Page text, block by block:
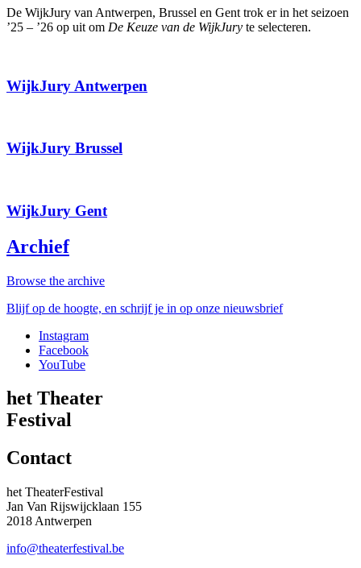
De WijkJury van Antwerpen, Brussel en Gent trok er in het seizoen
’25 – ’26 op uit om De Keuze van de WijkJury te selecteren.
WijkJury Antwerpen
WijkJury Brussel
WijkJury Gent
Archief
Browse the archive
Blijf op de hoogte, en schrijf je in op onze nieuwsbrief
Instagram
Facebook
YouTube
het Theater
Festival
Contact
het TheaterFestival
Jan Van Rijswijcklaan 155
2018 Antwerpen
info@theaterfestival.be